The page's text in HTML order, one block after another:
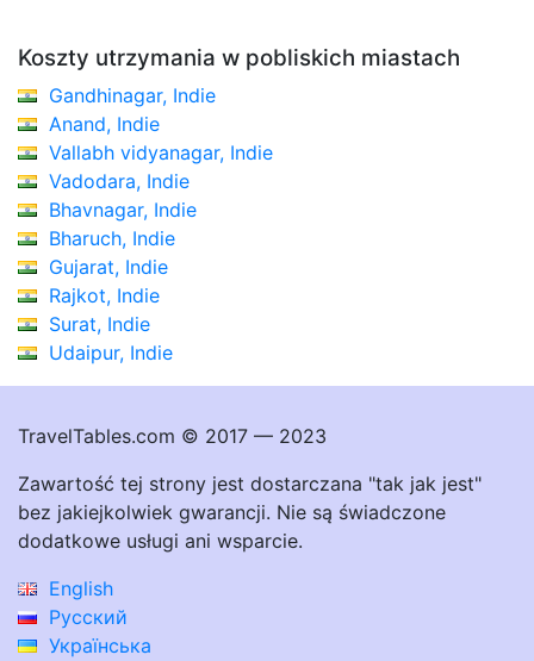
Koszty utrzymania w pobliskich miastach
Gandhinagar, Indie
Anand, Indie
Vallabh vidyanagar, Indie
Vadodara, Indie
Bhavnagar, Indie
Bharuch, Indie
Gujarat, Indie
Rajkot, Indie
Surat, Indie
Udaipur, Indie
TravelTables.com © 2017 — 2023
Zawartość tej strony jest dostarczana "tak jak jest"
bez jakiejkolwiek gwarancji. Nie są świadczone
dodatkowe usługi ani wsparcie.
English
Русский
Українська